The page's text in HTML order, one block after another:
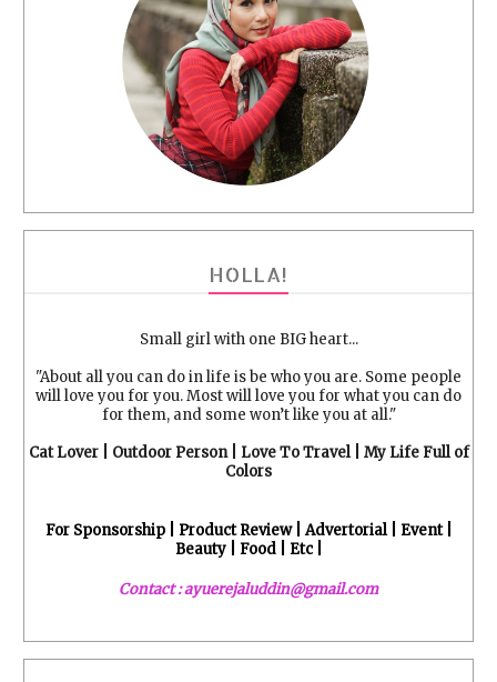
HOLLA!
Small girl with one BIG heart...
"About all you can do in life is be who you are. Some people
will love you for you. Most will love you for what you can do
for them, and some won’t like you at all."
Cat Lover | Outdoor Person | Love To Travel | My Life Full of
Colors
For Sponsorship | Product Review | Advertorial | Event |
Beauty | Food | Etc |
Contact : ayuerejaluddin@gmail.com